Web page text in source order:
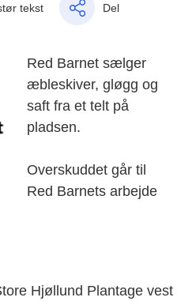
tekst Del
Red Barnet sælger
æbleskiver, gløgg og
saft fra et telt på
pladsen.
Overskuddet går til
Red Barnets arbejde
Hjøllund Plantage vest